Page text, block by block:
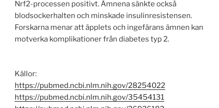
Nrf2-processen positivt. Ämnena sänkte också
blodsockerhalten och minskade insulinresistensen.
Forskarna menar att äpplets och ingefärans ämnen kan
motverka komplikationer från diabetes typ 2.
Källor:
https://pubmed.ncbi.nlm.nih.gov/28254022
https://pubmed.ncbi.nlm.nih.gov/35454131